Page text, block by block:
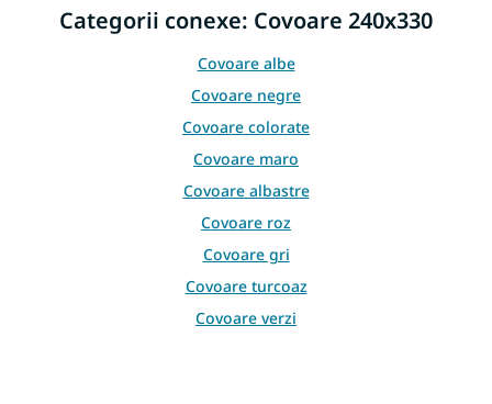
o
u
l
l
i
s
t
ă
r
i
l
o
r
Categorii conexe: Covoare 240x330
Covoare albe
Covoare negre
Covoare colorate
Covoare maro
Covoare albastre
Covoare roz
Covoare gri
Covoare turcoaz
Covoare verzi